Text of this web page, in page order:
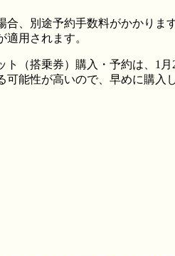
、別途予約手数料がかかります
用されます。
（搭乗券）購入・予約は、1月
能性が高いので、早めに購入